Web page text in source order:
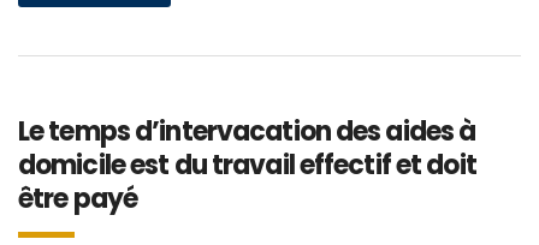
Le temps d’intervacation des aides à
domicile est du travail effectif et doit
être payé